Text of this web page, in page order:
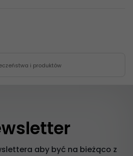
i produktów
aby być na bieżąco z